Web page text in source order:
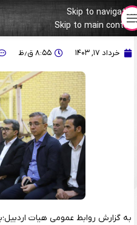
Skip to navigation
Skip to main content
بازدید مسئولان استان اردبیل از
خرداد ۱۷, ۱۴۰۳ ۸:۵۵ ق٫ظ
به گزارش روابط عمومی هیات